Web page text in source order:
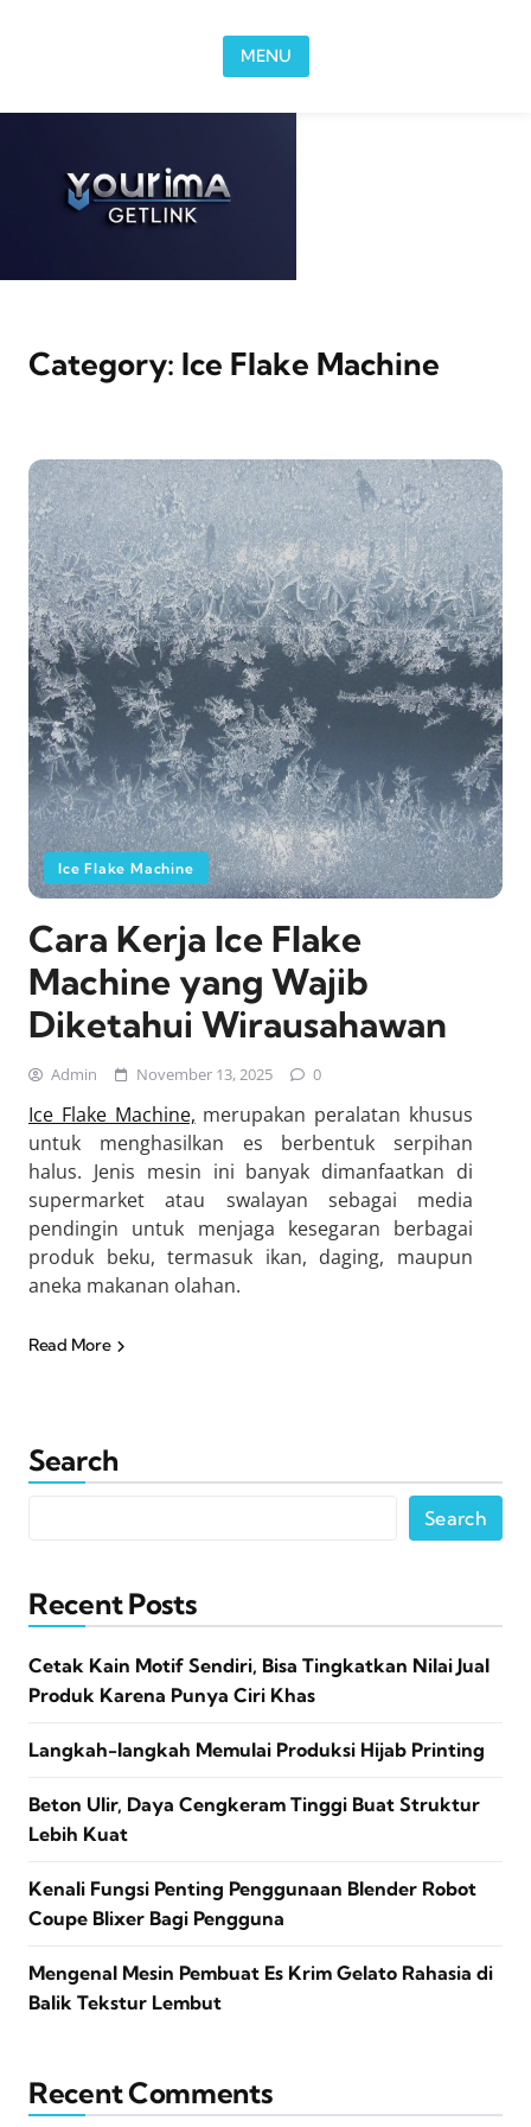
MENU
Category: Ice Flake Machine
Ice Flake Machine
Cara Kerja Ice Flake
Machine yang Wajib
Diketahui Wirausahawan
Admin November 13, 2025 0
Ice Flake Machine, merupakan peralatan khusus
untuk menghasilkan es berbentuk serpihan
halus. Jenis mesin ini banyak dimanfaatkan di
supermarket atau swalayan sebagai media
pendingin untuk menjaga kesegaran berbagai
produk beku, termasuk ikan, daging, maupun
aneka makanan olahan.
Read More
Search
Search
Recent Posts
Cetak Kain Motif Sendiri, Bisa Tingkatkan Nilai Jual
Produk Karena Punya Ciri Khas
Langkah-langkah Memulai Produksi Hijab Printing
Beton Ulir, Daya Cengkeram Tinggi Buat Struktur
Lebih Kuat
Kenali Fungsi Penting Penggunaan Blender Robot
Coupe Blixer Bagi Pengguna
Mengenal Mesin Pembuat Es Krim Gelato Rahasia di
Balik Tekstur Lembut
Recent Comments